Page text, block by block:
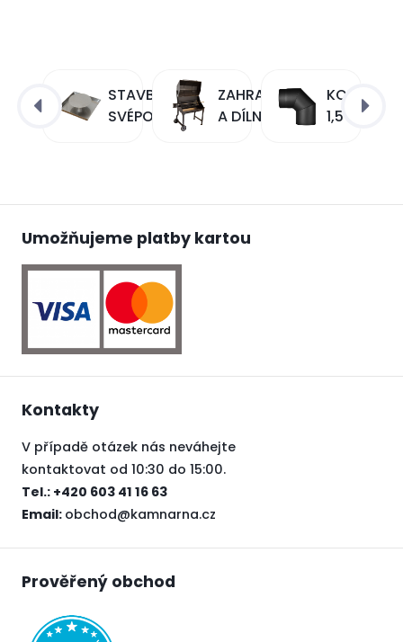
STAVBA
SVÉPOMOCÍ
ZAHRADA
A DÍLNA
1,5 MM
Umožňujeme platby kartou
Kontakty
V případě otázek nás neváhejte
kontaktovat od 10:30 do 15:00.
Tel.: +420 603 41 16 63
Email: obchod@kamnarna.cz
Prověřený obchod